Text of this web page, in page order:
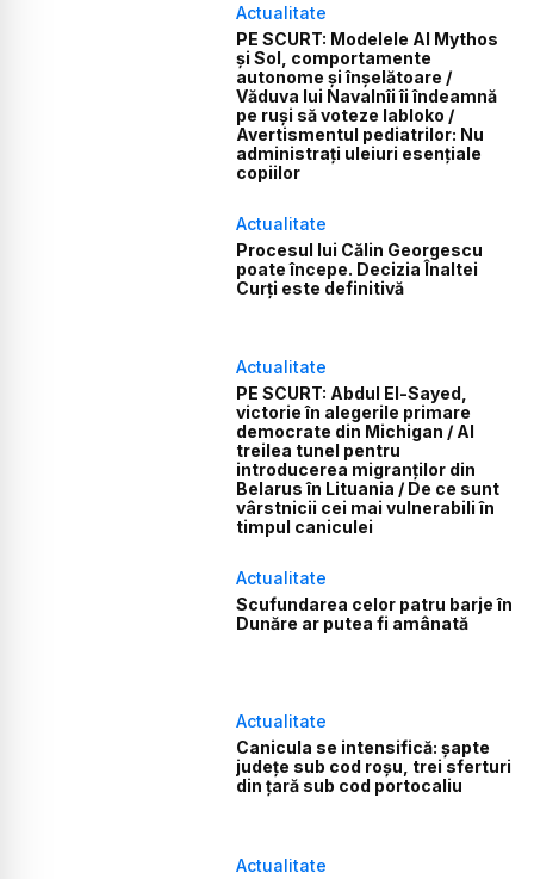
Actualitate
PE SCURT: Modelele AI Mythos
și Sol, comportamente
autonome și înșelătoare /
Văduva lui Navalnîi îi îndeamnă
pe ruși să voteze Iabloko /
Avertismentul pediatrilor: Nu
administrați uleiuri esențiale
copiilor
Actualitate
Procesul lui Călin Georgescu
poate începe. Decizia Înaltei
Curți este definitivă
Actualitate
PE SCURT: Abdul El-Sayed,
victorie în alegerile primare
democrate din Michigan / Al
treilea tunel pentru
introducerea migranților din
Belarus în Lituania / De ce sunt
vârstnicii cei mai vulnerabili în
timpul caniculei
Actualitate
Scufundarea celor patru barje în
Dunăre ar putea fi amânată
Actualitate
Canicula se intensifică: șapte
județe sub cod roșu, trei sferturi
din țară sub cod portocaliu
Actualitate